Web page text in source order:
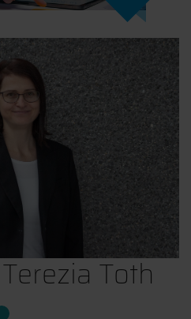
Toth